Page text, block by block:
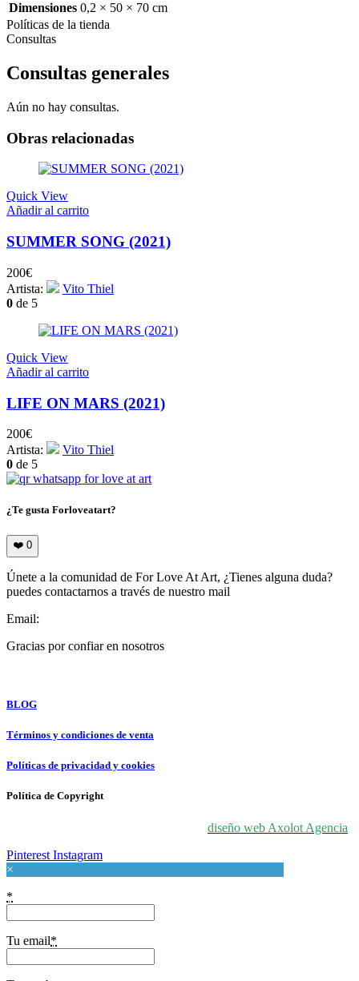
Dimensiones 0,2 × 50 × 70 cm
Políticas de la tienda
Consultas
Consultas generales
Aún no hay consultas.
Obras relacionadas
Quick View
Añadir al carrito
SUMMER SONG (2021)
200€
Artista:
Vito Thiel
0 de 5
Quick View
Añadir al carrito
LIFE ON MARS (2021)
200€
Artista:
Vito Thiel
0 de 5
¿Te gusta Forloveatart?
❤️ 0
Únete a la comunidad de For Love At Art, ¿Tienes alguna duda?
puedes contactarnos a través de nuestro mail
Email:
Gracias por confiar en nosotros
BLOG
Términos y condiciones de venta
Políticas de privacidad y cookies
Política de Copyright
diseño web Axolot Agencia
Pinterest Instagram
×
*
Tu email*